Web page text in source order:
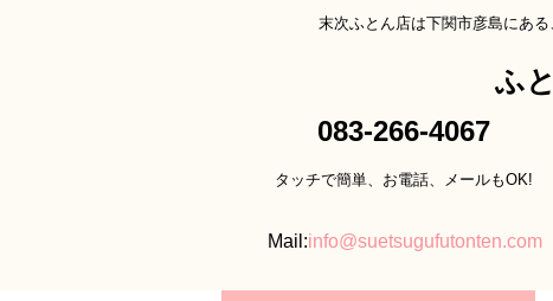
ふ
末次ふとん店は下関市彦島にあ
083-266-4067
タッチで簡単、お電話、メールもOK!
Mail:info@suetsugufutonten.com